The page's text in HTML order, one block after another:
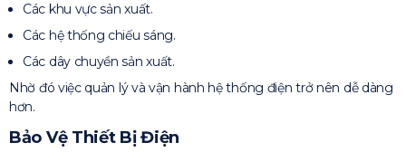
Các khu vực sản xuất.
Các hệ thống chiếu sáng.
Các dây chuyền sản xuất.
Nhờ đó việc quản lý và vận hành hệ thống điện trở nên dễ dàng
hơn.
Bảo Vệ Thiết Bị Điện